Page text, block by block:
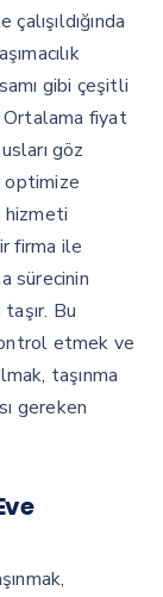
gibi çeşitli
fiyat
göz
optimize
hizmeti
firma ile
sürecinin
Bu
etmek ve
taşınma
gereken